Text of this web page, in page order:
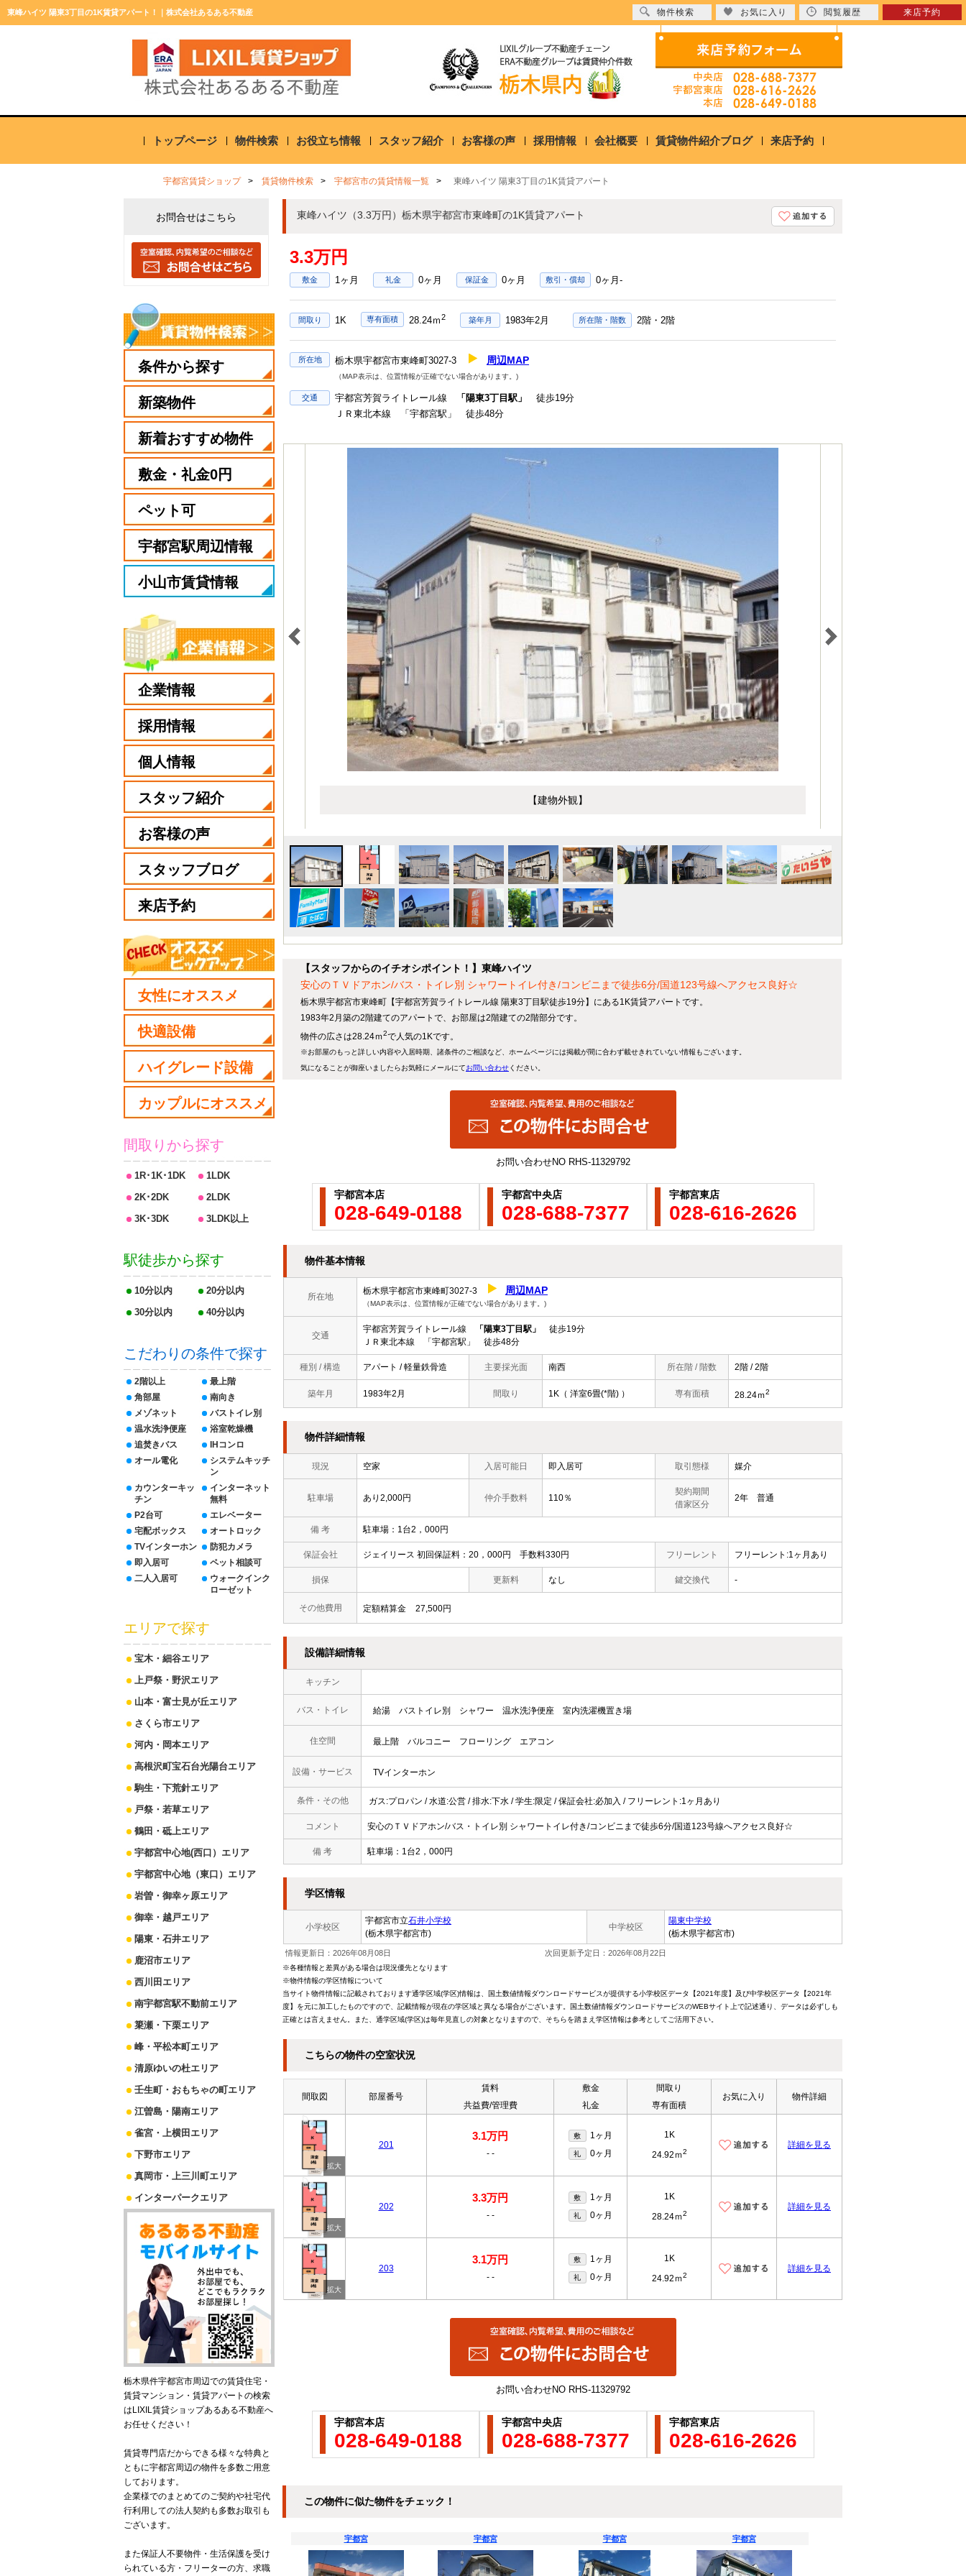
東峰ハイツ 陽東3丁目の1K賃貸アパート！｜株式会社あるある不動産
トップページ 物件検索 お役立ち情報 スタッフ紹介 お客様の声 採用情報 会社概要 賃貸物件紹介ブログ 来店予約
物件検索 お気に入り 閲覧履歴 来店予約
宇都宮賃貸ショップ 賃貸物件検索 宇都宮市の賃貸情報一覧 東峰ハイツ 陽東3丁目の1K賃貸アパート
東峰ハイツ（3.3万円）栃木県宇都宮市東峰町の1K賃貸アパート
3.3万円
敷金 1ヶ月 礼金 0ヶ月 保証金 0ヶ月 敷引・償却 0ヶ月-
間取り 1K 専有面積 28.24ｍ2 築年月 1983年2月 所在階・階数 2階・2階
所在地 栃木県宇都宮市東峰町3027-3 周辺MAP
（MAP表示は、位置情報が正確でない場合があります。)
交通 宇都宮芳賀ライトレール線 「陽東3丁目駅」
徒歩19分
ＪＲ東北本線 「宇都宮駅」 徒歩48分
【建物外観】
【スタッフからのイチオシポイント！】東峰ハイツ
安心のＴＶドアホン/バス・トイレ別 シャワートイレ付き/コンビニまで徒歩6分/国道123号線へアクセス良好☆
栃木県宇都宮市東峰町【宇都宮芳賀ライトレール線 陽東3丁目駅徒歩19分】にある1K賃貸アパートです。
1983年2月築の2階建てのアパートで、お部屋は2階建ての2階部分です。
物件の広さは28.24ｍ2で人気の1Kです。
※お部屋のもっと詳しい内容や入居時期、諸条件のご相談など、ホームページには掲載が間に合わず載せきれていない情報もございます。
気になることが御座いましたらお気軽にメールにてお問い合わせください。
お問い合わせNO RHS-11329792
宇都宮本店
028-649-0188
宇都宮中央店
028-688-7377
宇都宮東店
028-616-2626
物件基本情報
所在地
栃木県宇都宮市東峰町3027-3 周辺MAP
（MAP表示は、位置情報が正確でない場合があります。)
交通
宇都宮芳賀ライトレール線 「陽東3丁目駅」
徒歩19分
ＪＲ東北本線 「宇都宮駅」 徒歩48分
種別 / 構造 アパート / 軽量鉄骨造 主要採光面 南西 所在階 / 階数 2階 / 2階
築年月 1983年2月 間取り 1K（ 洋室6畳(*階) ） 専有面積 28.24ｍ2
物件詳細情報
現況 空家 入居可能日 即入居可 取引態様 媒介
駐車場 あり2,000円 仲介手数料 110％
契約期間
借家区分
2年 普通
備 考 駐車場：1台2，000円
保証会社 ジェイリース 初回保証料：20，000円 手数料330円 フリーレント フリーレント:1ヶ月あり
損保 更新料 なし 鍵交換代 -
その他費用 定額精算金 27,500円
設備詳細情報
キッチン
バス・トイレ 給湯 バストイレ別 シャワー 温水洗浄便座 室内洗濯機置き場
住空間 最上階 バルコニー フローリング エアコン
設備・サービス TVインターホン
条件・その他 ガス:プロパン / 水道:公営 / 排水:下水 / 学生:限定 / 保証会社:必加入 / フリーレント:1ヶ月あり
コメント 安心のＴＶドアホン/バス・トイレ別 シャワートイレ付き/コンビニまで徒歩6分/国道123号線へアクセス良好☆
備 考 駐車場：1台2，000円
学区情報
小学校区
宇都宮市立石井小学校
(栃木県宇都宮市)
中学校区
陽東中学校
(栃木県宇都宮市)
情報更新日：2026年08月08日 次回更新予定日：2026年08月22日
※各種情報と差異がある場合は現況優先となります
※物件情報の学区情報について
当サイト物件情報に記載されております通学区域(学区)情報は、国土数値情報ダウンロードサービスが提供する小学校区データ【2021年度】及び中学校区データ【2021年
度】を元に加工したものですので、記載情報が現在の学区域と異なる場合がございます。国土数値情報ダウンロードサービスのWEBサイト上で記述通り、データは必ずしも
正確とは言えません。また、通学区域(学区)は毎年見直しの対象となりますので、そちらを踏まえ学区情報は参考としてご活用下さい。
こちらの物件の空室状況
間取図 部屋番号
賃料
共益費/管理費
敷金
礼金
間取り
専有面積
お気に入り 物件詳細
201
3.1万円
- -
敷 1ヶ月
礼 0ヶ月
1K
24.92ｍ2
詳細を見る
202
3.3万円
- -
敷 1ヶ月
礼 0ヶ月
1K
28.24ｍ2
詳細を見る
203
3.1万円
- -
敷 1ヶ月
礼 0ヶ月
1K
24.92ｍ2
詳細を見る
お問い合わせNO RHS-11329792
宇都宮本店
028-649-0188
宇都宮中央店
028-688-7377
宇都宮東店
028-616-2626
この物件に似た物件をチェック！
宇都宮 宇都宮 宇都宮 宇都宮
お問合せはこちら
条件から探す
新築物件
新着おすすめ物件
敷金・礼金0円
ペット可
宇都宮駅周辺情報
小山市賃貸情報
企業情報
採用情報
個人情報
スタッフ紹介
お客様の声
スタッフブログ
来店予約
女性にオススメ
快適設備
ハイグレード設備
カップルにオススメ
間取りから探す
1R･1K･1DK
1LDK
2K･2DK
2LDK
3K･3DK
3LDK以上
駅徒歩から探す
10分以内
20分以内
30分以内
40分以内
こだわりの条件で探す
2階以上
最上階
角部屋
南向き
メゾネット
バストイレ別
温水洗浄便座
浴室乾燥機
追焚きバス
IHコンロ
オール電化
システムキッチ
ン
カウンターキッ
チン
インターネット
無料
P2台可
エレベーター
宅配ボックス
オートロック
TVインターホン
防犯カメラ
即入居可
ペット相談可
二人入居可
ウォークインク
ローゼット
エリアで探す
宝木・細谷エリア
上戸祭・野沢エリア
山本・富士見が丘エリア
さくら市エリア
河内・岡本エリア
高根沢町宝石台光陽台エリア
駒生・下荒針エリア
戸祭・若草エリア
鶴田・砥上エリア
宇都宮中心地(西口）エリア
宇都宮中心地（東口）エリア
岩曽・御幸ヶ原エリア
御幸・越戸エリア
陽東・石井エリア
鹿沼市エリア
西川田エリア
南宇都宮駅不動前エリア
簗瀬・下栗エリア
峰・平松本町エリア
清原ゆいの杜エリア
壬生町・おもちゃの町エリア
江曽島・陽南エリア
雀宮・上横田エリア
下野市エリア
真岡市・上三川町エリア
インターパークエリア
栃木県件宇都宮市周辺での賃貸住宅・
賃貸マンション・賃貸アパートの検索
はLIXIL賃貸ショップあるある不動産へ
お任せください！
賃貸専門店だからできる様々な特典と
ともに宇都宮周辺の物件を多数ご用意
しております。
企業様でのまとめてのご契約や社宅代
行利用しての法人契約も多数お取引も
ございます。
また保証人不要物件・生活保護を受け
られている方・フリーターの方、求職